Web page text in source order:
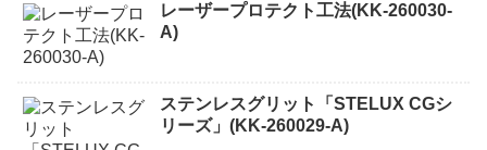
レーザープロテクト⼯法(KK-260030-
A)
ステンレスグリット「STELUX CGシ
リーズ」(KK-260029-A)